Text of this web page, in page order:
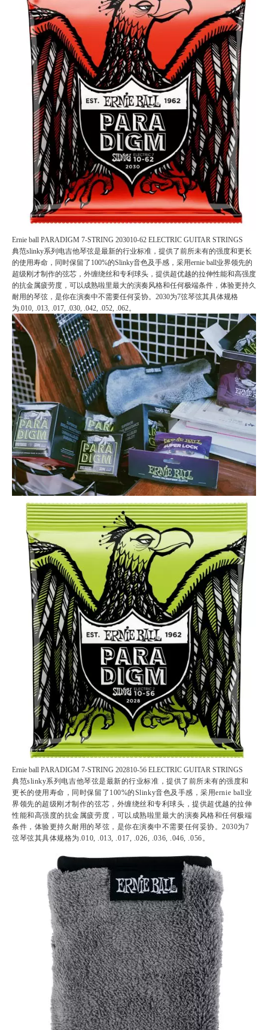
Ernie ball PARADIGM 7-STRING 203010-62 ELECTRIC GUITAR STRINGS
典范slinky系列电吉他琴弦是最新的行业标准，提供了前所未有的强度和更长
的使用寿命，同时保留了100%的Slinky音色及手感，采用ernie ball业界领先的
超级刚才制作的弦芯，外缠绕丝和专利球头，提供超优越的拉伸性能和高强度
的抗金属疲劳度，可以成熟啦里最大的演奏风格和任何极端条件，体验更持久
耐用的琴弦，是你在演奏中不需要任何妥协。2030为7弦琴弦其具体规格
为.010, .013, .017, .030, .042, .052, .062。
Ernie ball PARADIGM 7-STRING 202810-56 ELECTRIC GUITAR STRINGS
典范slinky系列电吉他琴弦是最新的行业标准，提供了前所未有的强度和
更长的使用寿命，同时保留了100%的Slinky音色及手感，采用ernie ball业
界领先的超级刚才制作的弦芯，外缠绕丝和专利球头，提供超优越的拉伸
性能和高强度的抗金属疲劳度，可以成熟啦里最大的演奏风格和任何极端
条件，体验更持久耐用的琴弦，是你在演奏中不需要任何妥协。2030为7
弦琴弦其具体规格为.010, .013, .017, .026, .036, .046, .056。